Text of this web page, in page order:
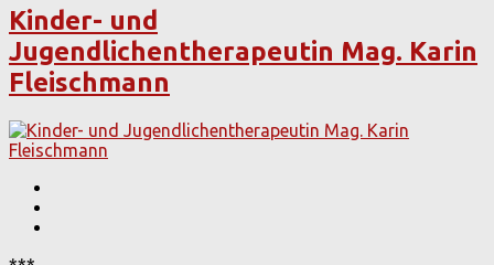
Kinder- und
Jugendlichentherapeutin Mag. Karin
Fleischmann